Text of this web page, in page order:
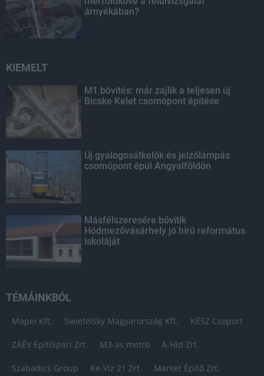
árnyékában?
KIEMELT
M1 bővítés: már zajlik a teljesen új
Bicske Kelet csomópont építése
Új gyalogosátkelők és jelzőlámpás
csomópont épül Angyalföldön
Másfélszeresére bővítik
Hódmezővásárhely jó hírű református
iskoláját
TÉMÁINKBÓL
Mapei Kft. Swietelsky Magyarország Kft. KÉSZ Csoport
ZÁÉV Építőipari Zrt. M3-as metró A-Híd Zrt.
Szabadics Group Ke-Víz 21 Zrt. Market Építő Zrt.